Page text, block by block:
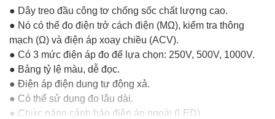
● Dây treo đầu công tơ chống sốc chất lượng cao.
● Nó có thể đo điện trở cách điện (MΩ), kiểm tra thông
mạch (Ω) và điện áp xoay chiều (ACV).
● Có 3 mức điện áp đo để lựa chọn: 250V, 500V, 1000V.
● Bảng tỷ lệ màu, dễ đọc.
● Điện áp điện dung tự động xả.
● Có thể sử dụng đo lâu dài.
● Chức năng cảnh báo điện áp ngoài (LED).